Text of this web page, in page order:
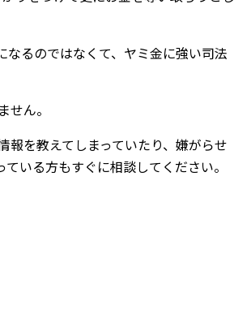
るのではなくて、ヤミ金に強い司法
ん。
を教えてしまっていたり、嫌がらせ
いる方もすぐに相談してください。